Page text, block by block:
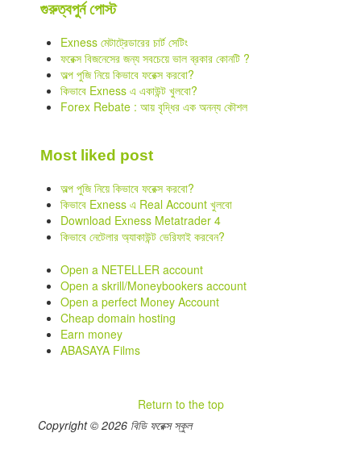
গুরুত্বপুর্ন পোস্ট
Exness মেটাট্রেডারের চার্ট সেটিং
ফরেক্স বিজনেসের জন্য সবচেয়ে ভাল ব্রকার কোনটি ?
অল্প পুজি নিয়ে কিভাবে ফরেক্স করবো?
কিভাবে Exness এ একাউন্ট খুলবো?
Forex Rebate : আয় বৃদ্ধির এক অনন্য কৌশল
Most liked post
অল্প পুজি নিয়ে কিভাবে ফরেক্স করবো?
কিভাবে Exness এ Real Account খুলবো
Download Exness Metatrader 4
কিভাবে নেটেলার অ্যাকাউন্ট ভেরিফাই করবেন?
Open a NETELLER account
Open a skrill/Moneybookers account
Open a perfect Money Account
Cheap domain hosting
Earn money
ABASAYA Films
Return to the top
Copyright © 2026 বিডি ফরেক্স স্কুল